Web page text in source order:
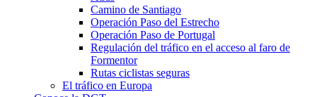
Camino de Santiago
Operación Paso del Estrecho
Operación Paso de Portugal
Regulación del tráfico en el acceso al faro de
Formentor
Rutas ciclistas seguras
El tráfico en Europa